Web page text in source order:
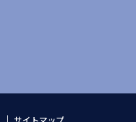
サイトマップ